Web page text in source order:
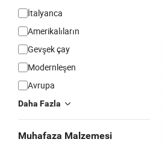
İtalyanca
Amerikalıların
Gevşek çay
Modernleşen
Avrupa
Daha Fazla
Muhafaza Malzemesi